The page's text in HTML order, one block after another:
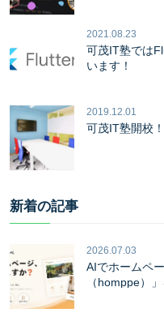
2021.08.23
可茂IT塾では
います！
2019.12.01
可茂IT塾開校！
新着の記事
2026.07.03
AIでホームペ
（homppe）